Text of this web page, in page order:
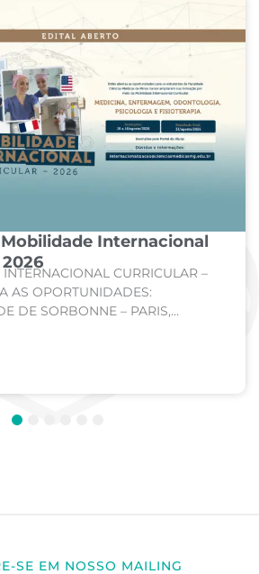
Internacional
CURRICULAR –
AS OPORTUNIDADES:
DE SORBONNE – PARIS,
4
SE EM NOSSO MAILING